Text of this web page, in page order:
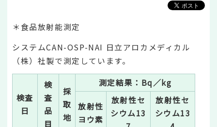
＊食品放射能測定
システムCAN-OSP-NAI 日立アロカメディカル
（株）社製で測定しています。
検査
日
検
査
品
目
採
取
地
測定結果：Bq／kg
放射性
ヨウ素
放射性セ
シウム13
放射性セ
シウム13